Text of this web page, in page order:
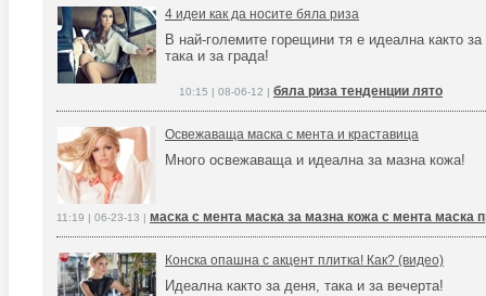
4 идеи как да носите бяла риза
В най-големите горещини тя е идеална както
така и за града!
10:15 | 08-06-12 | бяла риза тенденции лято
Освежаваща маска с мента и краставица
Много освежаваща и идеална за мазна кожа!
11:19 | 06-23-13 | маска с мента маска за мазна кожа с мента маска
Конска опашна с акцент плитка! Как? (видео)
Идеална както за деня, така и за вечерта!